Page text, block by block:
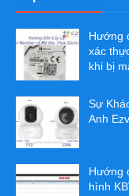
Hướng
xác
khi bị
Sự
Anh
Hướng
hình